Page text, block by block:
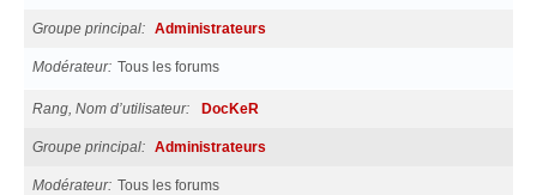
Groupe principal Administrateurs
Modérateur Tous les forums
Rang, Nom d’utilisateur DocKeR
Groupe principal Administrateurs
Modérateur Tous les forums